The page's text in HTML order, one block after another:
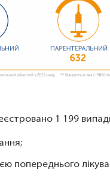
1 199
попереднього